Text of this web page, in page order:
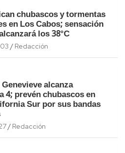
chubascos y tormentas
en Los Cabos; sensación
los 38°C
Redacción
alcanza
4; prevén chubascos en
Sur por sus bandas
Redacción